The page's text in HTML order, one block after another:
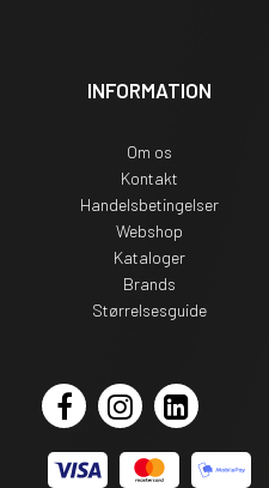
INFORMATION
Om os
Kontakt
Handelsbetingelser
Webshop
Kataloger
Brands
Størrelsesguide